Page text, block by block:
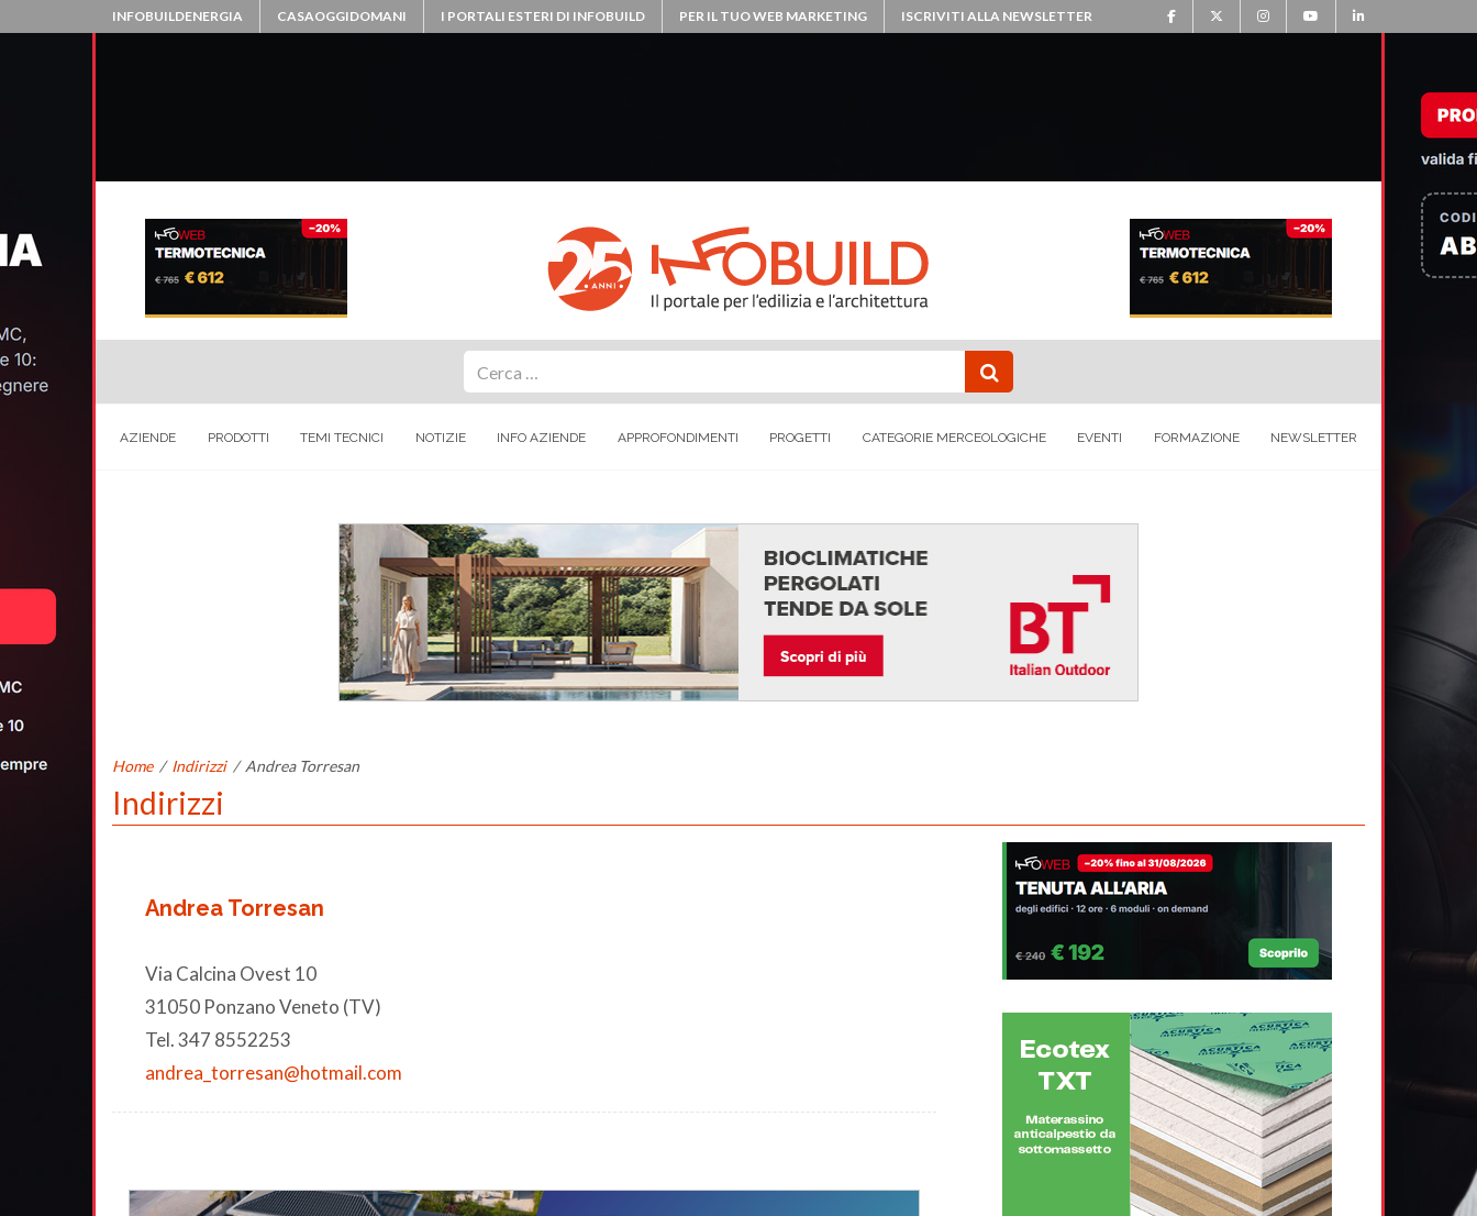
INFOBUILDENERGIA CASAOGGIDOMANI I PORTALI ESTERI DI INFOBUILD PER IL TUO WEB MARKETING ISCRIVITI ALLA NEWSLETTER
AZIENDE PRODOTTI TEMI TECNICI NOTIZIE INFO AZIENDE APPROFONDIMENTI PROGETTI CATEGORIE MERCEOLOGICHE EVENTI FORMAZIONE NEWSLETTER
Home / Indirizzi / Andrea Torresan
Indirizzi
Andrea Torresan
Via Calcina Ovest 10
31050 Ponzano Veneto (TV)
Tel. 347 8552253
andrea_torresan@hotmail.com